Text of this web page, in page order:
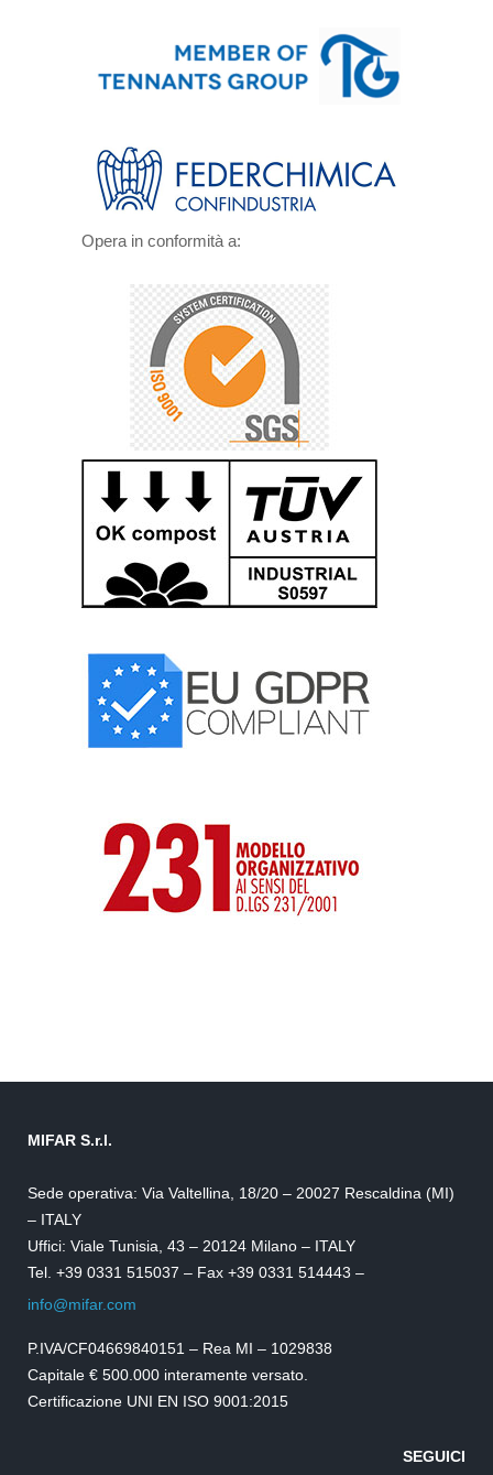
Opera in conformità a:
MIFAR S.r.l.
Sede operativa: Via Valtellina, 18/20 – 20027 Rescaldina (MI)
– ITALY
Uffici: Viale Tunisia, 43 – 20124 Milano – ITALY
Tel. +39 0331 515037 – Fax +39 0331 514443 –
info@mifar.com
P.IVA/CF04669840151 – Rea MI – 1029838
Capitale € 500.000 interamente versato.
Certificazione UNI EN ISO 9001:2015
SEGUICI